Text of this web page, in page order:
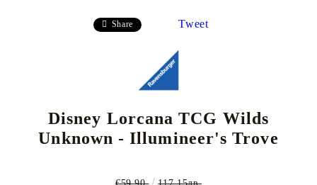
Share Tweet
Disney Lorcana TCG Wilds
Unknown - Illumineer's Trove